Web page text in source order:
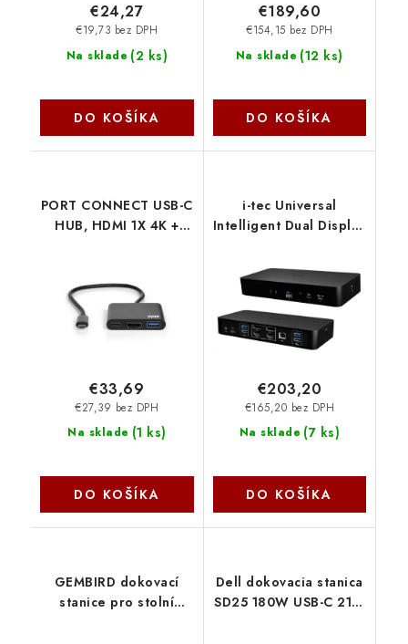
Na sklade (2 ks)
€19,73 bez DPH
€24,27
DO KOŠÍKA
Na sklade (12 ks)
€154,15 bez DPH
€189,60
DO KOŠÍKA
PORT CONNECT USB-C
HUB, HDMI 1X 4K +
Na sklade (1 ks)
€27,39 bez DPH
€33,69
DO KOŠÍKA
i-tec Universal
Intelligent Dual Display
Delivery 100W
CAINTGDUAL4KDOCPD
I-Tec
Na sklade (7 ks)
€165,20 bez DPH
€203,20
DO KOŠÍKA
GEMBIRD dokovací
stanice pro stolní
Dell dokovacia stanica
SD25 180W USB-C 210-